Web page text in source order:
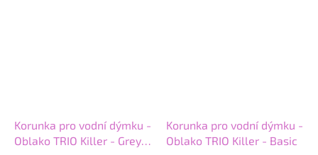
Korunka pro vodní dýmku -
Oblako TRIO Killer - Grey
Korunka pro vodní dýmku -
Oblako TRIO Killer - Basic